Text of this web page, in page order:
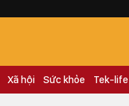
Xã hội Sức khỏe Tek-life